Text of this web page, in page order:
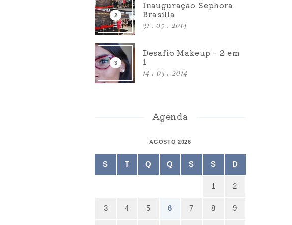
Inauguração Sephora
Brasília
31 . 05 . 2014
Desafio Makeup – 2 em
1
14 . 05 . 2014
Agenda
AGOSTO 2026
S T Q Q S S D
1 2
3 4 5 6 7 8 9